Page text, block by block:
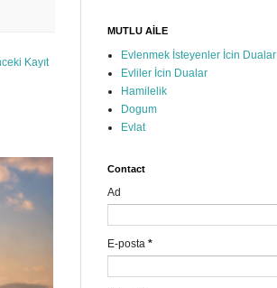
Kayıt
MUTLU AİLE
Evlenmek İsteyenler İcin Dualar
Evliler İcin Dualar
Hamilelik
Dogum
Evlat
Contact
Ad
E-posta *